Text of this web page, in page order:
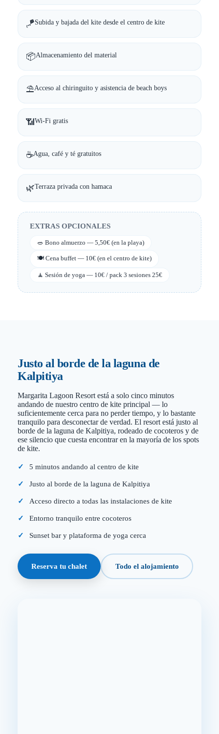
🪁Subida y bajada del kite desde el centro de kite
📦Almacenamiento del material
⛱️Acceso al chiringuito y asistencia de beach boys
📶Wi-Fi gratis
☕Agua, café y té gratuitos
🌿Terraza privada con hamaca
EXTRAS OPCIONALES
🥗 Bono almuerzo — 5,50€ (en la playa)
🍽️ Cena buffet — 10€ (en el centro de kite)
🧘 Sesión de yoga — 10€ / pack 3 sesiones 25€
Justo al borde de la laguna de
Kalpitiya
Margarita Lagoon Resort está a solo cinco minutos
andando de nuestro centro de kite principal — lo
suficientemente cerca para no perder tiempo, y lo bastante
tranquilo para desconectar de verdad. El resort está justo al
borde de la laguna de Kalpitiya, rodeado de cocoteros y de
ese silencio que cuesta encontrar en la mayoría de los spots
de kite.
5 minutos andando al centro de kite
Justo al borde de la laguna de Kalpitiya
Acceso directo a todas las instalaciones de kite
Entorno tranquilo entre cocoteros
Sunset bar y plataforma de yoga cerca
Reserva tu chalet Todo el alojamiento